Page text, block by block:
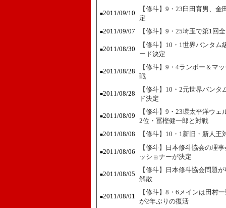
■2011/09/10
【修斗】9・23臼田育男、
定
■2011/09/07 【修斗】9・25埼玉で第1回
■2011/08/30
【修斗】10・1世界バンタ
ード決定
■2011/08/28
【修斗】9・4ランボー＆マ
戦
■2011/08/28
【修斗】10・2元世界バン
ド決定
■2011/08/09
【修斗】9・23環太平洋ウ
2位・冨樫健一郎と対戦
■2011/08/08 【修斗】10・1新旧・新人
■2011/08/06
【修斗】日本修斗協会の理
ッショナーが決定
■2011/08/05
【修斗】日本修斗協会問題
解散
■2011/08/01
【修斗】8・6メインは田村
が2年ぶりの復活